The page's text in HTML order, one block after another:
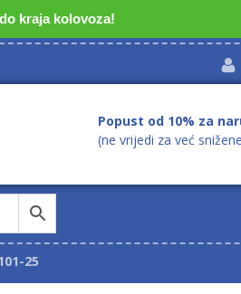
kraja kolovoza!
Popust od 10% za
(ne vrijedi za već
25